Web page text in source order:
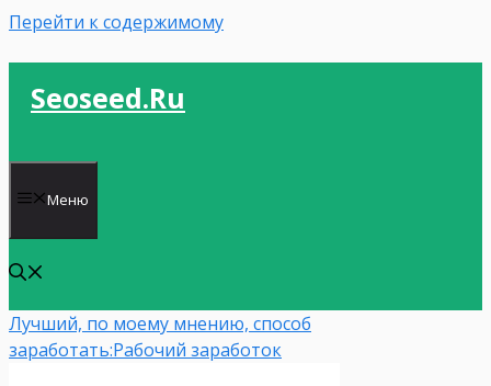
Перейти к содержимому
Seoseed.ru
Меню
Лучший, по моему мнению, способ
заработать:Рабочий заработок